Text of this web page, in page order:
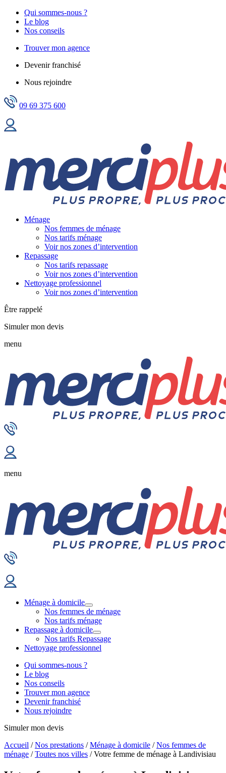
Qui sommes-nous ?
Le blog
Nos conseils
Trouver mon agence
Devenir franchisé
Nous rejoindre
09 69 375 600
Ménage
Nos femmes de ménage
Nos tarifs ménage
Voir nos zones d’intervention
Repassage
Nos tarifs repassage
Voir nos zones d’intervention
Nettoyage professionnel
Voir nos zones d’intervention
Être rappelé
Simuler mon devis
menu
menu
Ménage à domicile
Nos femmes de ménage
Nos tarifs ménage
Repassage à domicile
Nos tarifs Repassage
Nettoyage professionnel
Qui sommes-nous ?
Le blog
Nos conseils
Trouver mon agence
Devenir franchisé
Nous rejoindre
Simuler mon devis
Accueil /Nos prestations /Ménage à domicile /Nos femmes de
ménage /Toutes nos villes /Votre femme de ménage à Landivisiau